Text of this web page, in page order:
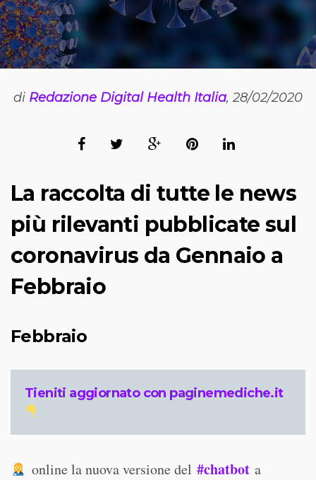
di Redazione Digital Health Italia, 28/02/2020
La raccolta di tutte le news
più rilevanti pubblicate sul
coronavirus da Gennaio a
Febbraio
Febbraio
Tieniti aggiornato con paginemediche.it
online la nuova versione del #chatbota